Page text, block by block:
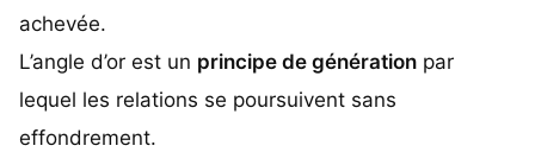
achevée.
L’angle d’or est un principe de génération par
lequel les relations se poursuivent sans
effondrement.